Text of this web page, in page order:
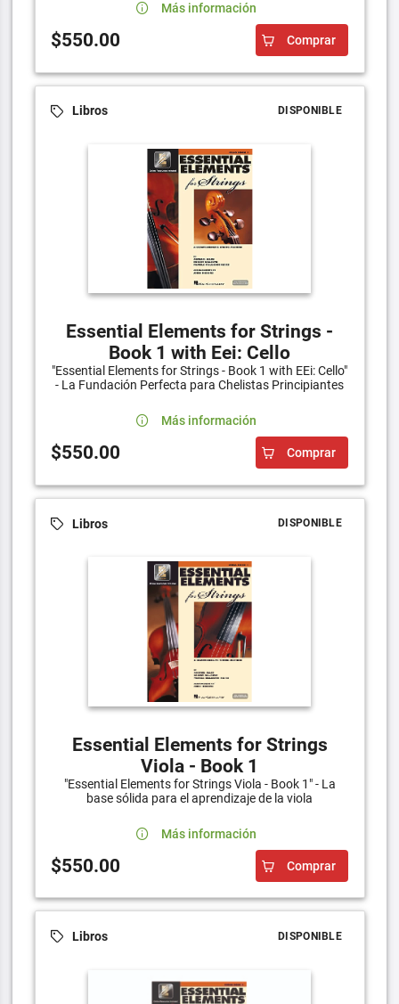
Más información
$550.00 Comprar
Libros DISPONIBLE
Essential Elements for Strings -
Book 1 with Eei: Cello
"Essential Elements for Strings - Book 1 with EEi: Cello"
- La Fundación Perfecta para Chelistas Principiantes
Más información
$550.00 Comprar
Libros DISPONIBLE
Essential Elements for Strings
Viola - Book 1
"Essential Elements for Strings Viola - Book 1" - La
base sólida para el aprendizaje de la viola
Más información
$550.00 Comprar
Libros DISPONIBLE